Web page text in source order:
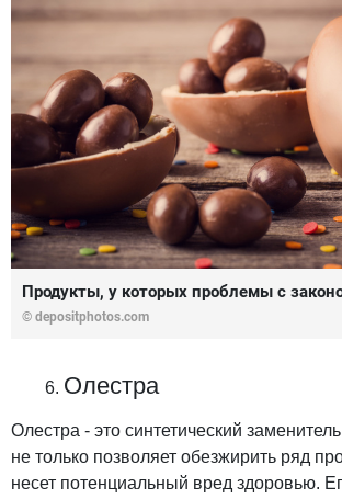
Продукты, у которых проблемы с
© depositphotos.com
Олестра
Олестра - это синтетический
не только позволяет обезжирить ряд
несет потенциальный вред здоровью.